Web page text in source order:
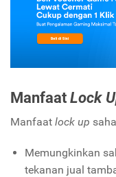
ManfaatLock
Manfaat lock up
Memungkinkan
tekanan jual